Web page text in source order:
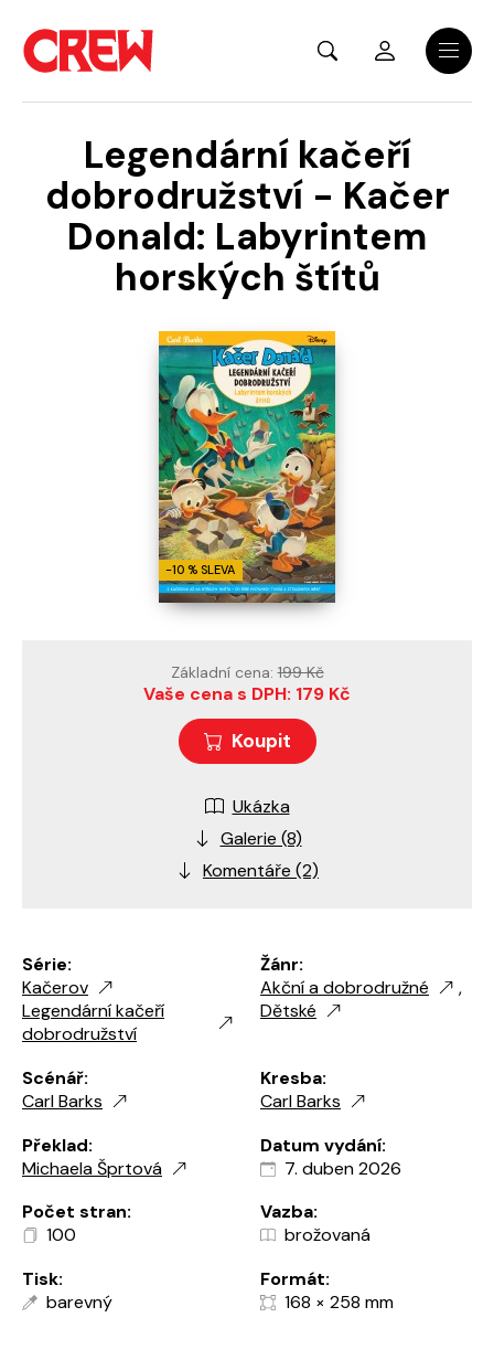
Menu
Legendární kačeří
dobrodružství - Kačer
Donald: Labyrintem
horských štítů
-10 % SLEVA
Série:
Kačerov
Legendární kačeří
dobrodružství
Žánr:
Akční a dobrodružné
,
Dětské
Scénář:
Carl Barks
Kresba:
Carl Barks
Překlad:
Michaela Šprtová
Datum vydání:
7. duben 2026
Počet stran:
100
Vazba:
brožovaná
Tisk:
barevný
Formát:
168 × 258 mm
Základní cena:199 Kč
Vaše cena s DPH: 179 Kč
Koupit
Ukázka
Galerie (8)
Komentáře (2)